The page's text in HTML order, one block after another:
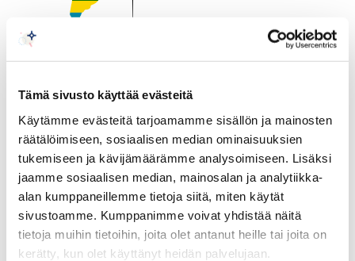
Tämä sivusto käyttää evästeitä
Käytämme evästeitä tarjoamamme sisällön ja mainosten
räätälöimiseen, sosiaalisen median ominaisuuksien
tukemiseen ja kävijämäärämme analysoimiseen. Lisäksi
jaamme sosiaalisen median, mainosalan ja analytiikka-
alan kumppaneillemme tietoja siitä, miten käytät
sivustoamme. Kumppanimme voivat yhdistää näitä
tietoja muihin tietoihin, joita olet antanut heille tai joita on
kerätty, kun olet käyttänyt heidän palvelujaan.
30.08.2023
Edutechnia in Bogotá 30.8 –
1.9.
Edutechnia is an international exhibit of
innovation, technology, administrative and
logistical resources for educational institutions
in Latin America.